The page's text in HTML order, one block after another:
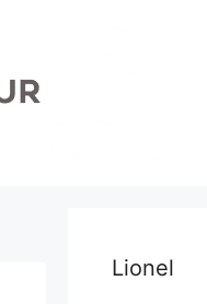
Lionel